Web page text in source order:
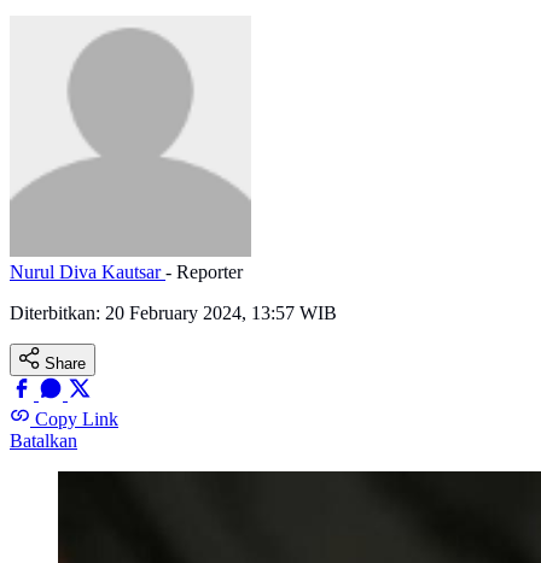
Nurul Diva Kautsar- Reporter
Diterbitkan: 20 February 2024, 13:57 WIB
Share
Copy Link
Batalkan